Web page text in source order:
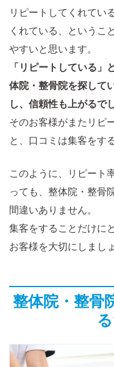
リピートしてくれてい
くれている、というこ
やすいと思います。
「リピートしている
体院・整骨院を探して
し、信頼性も上がるで
そのお客様がまたリピ
と、口コミは集客をす
このように、リピート
っても、整体院・整骨
間違いありません。
集客をすることだけに
お客様を大切にしましょ
整体院・整骨